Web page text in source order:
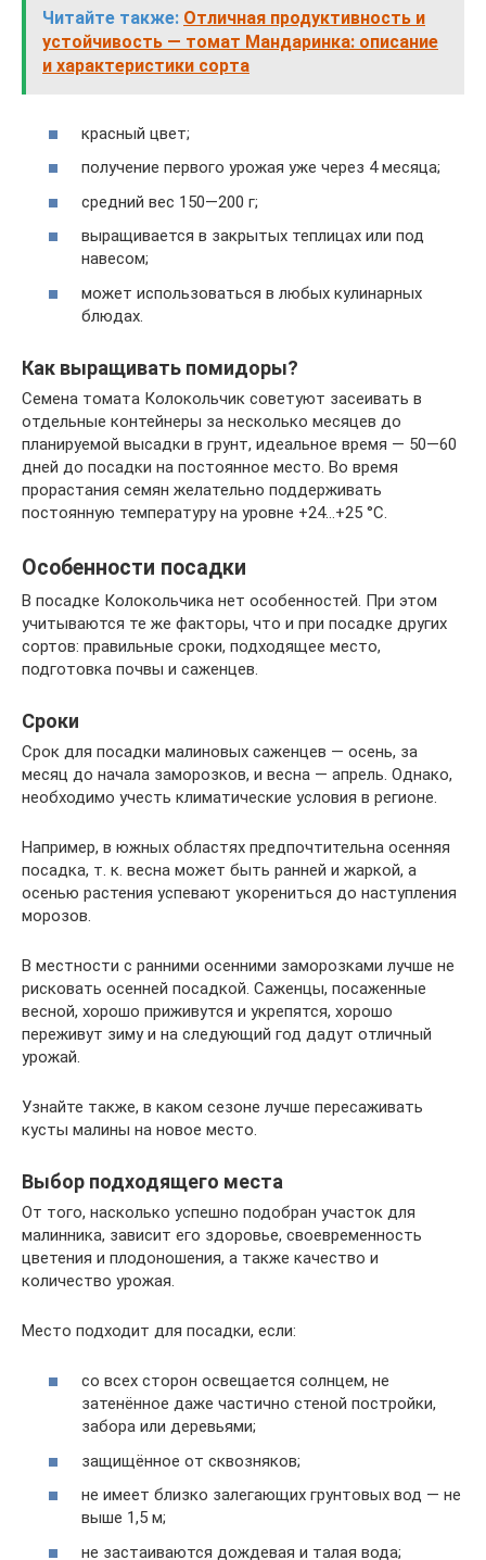
Читайте также: Отличная продуктивность и
устойчивость — томат Мандаринка: описание
и характеристики сорта
красный цвет;
получение первого урожая уже через 4 месяца;
средний вес 150—200 г;
выращивается в закрытых теплицах или под
навесом;
может использоваться в любых кулинарных
блюдах.
Как выращивать помидоры?
Семена томата Колокольчик советуют засеивать в
отдельные контейнеры за несколько месяцев до
планируемой высадки в грунт, идеальное время — 50—60
дней до посадки на постоянное место. Во время
прорастания семян желательно поддерживать
постоянную температуру на уровне +24…+25 °С.
Особенности посадки
В посадке Колокольчика нет особенностей. При этом
учитываются те же факторы, что и при посадке других
сортов: правильные сроки, подходящее место,
подготовка почвы и саженцев.
Сроки
Срок для посадки малиновых саженцев — осень, за
месяц до начала заморозков, и весна — апрель. Однако,
необходимо учесть климатические условия в регионе.
Например, в южных областях предпочтительна осенняя
посадка, т. к. весна может быть ранней и жаркой, а
осенью растения успевают укорениться до наступления
морозов.
В местности с ранними осенними заморозками лучше не
рисковать осенней посадкой. Саженцы, посаженные
весной, хорошо приживутся и укрепятся, хорошо
переживут зиму и на следующий год дадут отличный
урожай.
Узнайте также, в каком сезоне лучше пересаживать
кусты малины на новое место.
Выбор подходящего места
От того, насколько успешно подобран участок для
малинника, зависит его здоровье, своевременность
цветения и плодоношения, а также качество и
количество урожая.
Место подходит для посадки, если:
со всех сторон освещается солнцем, не
затенённое даже частично стеной постройки,
забора или деревьями;
защищённое от сквозняков;
не имеет близко залегающих грунтовых вод — не
выше 1,5 м;
не застаиваются дождевая и талая вода;